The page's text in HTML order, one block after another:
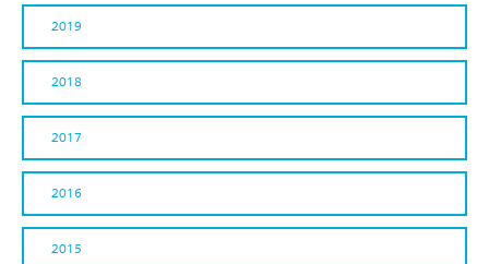
2019
2018
2017
2016
2015